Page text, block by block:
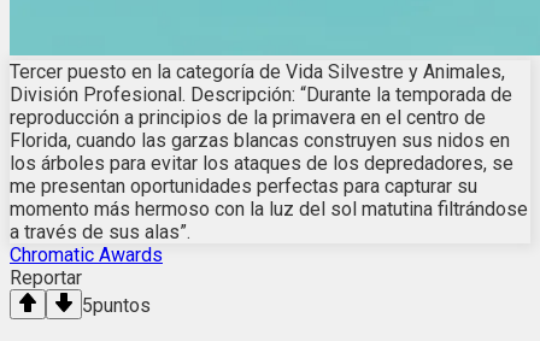
Tercer puesto en la categoría de Vida Silvestre y Animales,
División Profesional. Descripción: “Durante la temporada de
reproducción a principios de la primavera en el centro de
Florida, cuando las garzas blancas construyen sus nidos en
los árboles para evitar los ataques de los depredadores, se
me presentan oportunidades perfectas para capturar su
momento más hermoso con la luz del sol matutina filtrándose
a través de sus alas”.
Chromatic Awards
Reportar
5puntos